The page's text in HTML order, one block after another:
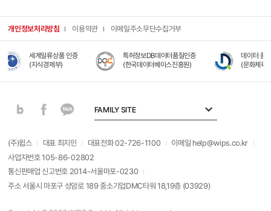
개인정보처리방침 이용약관 이메일주소무단수집거부
계일류상품 인증
식경제부)
특허정보DB데이터품질인증
(한국데이터베이스진흥원)
데이터 품질관리 대상
(문화체육관광부)
(주)윕스 대표 최지민 대표전화 02-726-1100
이메일 help@wips.co.kr
사업자번호 105-86-02802
통신판매업 신고번호 2014-서울마포-0230
주소 서울시 마포구 성암로 189 중소기업DMC타워 18,19층 (03929)
FAMILY SITE